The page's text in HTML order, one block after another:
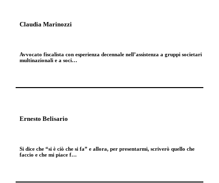
Claudia Marinozzi
Avvocato fiscalista con esperienza decennale nell’assistenza a gruppi societari
multinazionali e a soci…
Ernesto Belisario
Si dice che “si è ciò che si fa” e allora, per presentarmi, scriverò quello che
faccio e che mi piace f…